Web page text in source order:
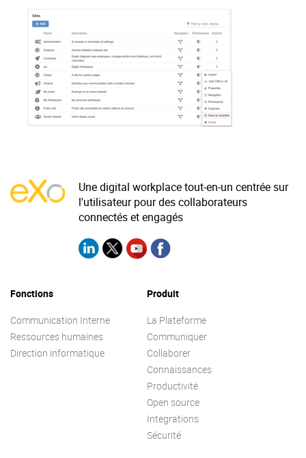
Produit
La Plateforme
Pourquoi eXo
Internationalisation
Mobile
Architecture
Sécurité
Open source
Offre Enterprise
Offre Professionnelle
A propos d’eXo
Centre de ressources
Contactez-nous
Essayez eXo
Une digital workplace tout-en-un centrée sur
l'utilisateur pour des collaborateurs
connectés et engagés
Fonctions
Communication Interne
Ressources humaines
Direction informatique
Produit
La Plateforme
Communiquer
Collaborer
Connaissances
Productivité
Open source
Integrations
Sécurité